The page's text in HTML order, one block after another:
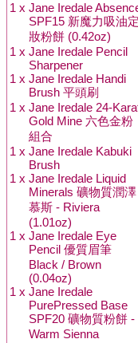
1 x Jane Iredale
SPF15 新魔力吸油定
妝粉餅 (0.42oz)
1 x Jane Iredale Pencil
Sharpener
1 x Jane Iredale Handi
Brush 平頭刷
1 x Jane Iredale 24-
Gold Mine 六色金粉
組合
1 x Jane Iredale Kabuki
Brush
1 x Jane Iredale Liquid
Minerals 礦物質潤澤
慕斯 - Riviera
(1.01oz)
1 x Jane Iredale Eye
Pencil 優質眉筆
Black / Brown
(0.04oz)
1 x Jane Iredale
PurePressed Base
SPF20 礦物質粉餅 -
Warm Sienna